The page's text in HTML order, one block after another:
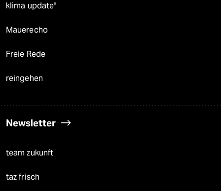
klima update°
Mauerecho
Freie Rede
reingehen
Newsletter
team zukunft
taz frisch